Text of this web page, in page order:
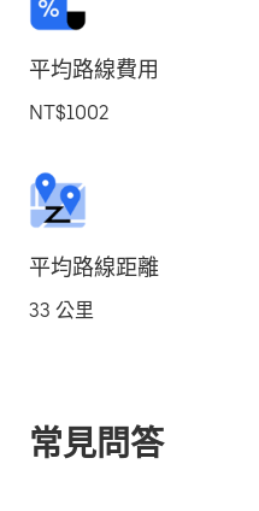
平均路線費用
NT$1002
平均路線距離
33 公里
常見問答